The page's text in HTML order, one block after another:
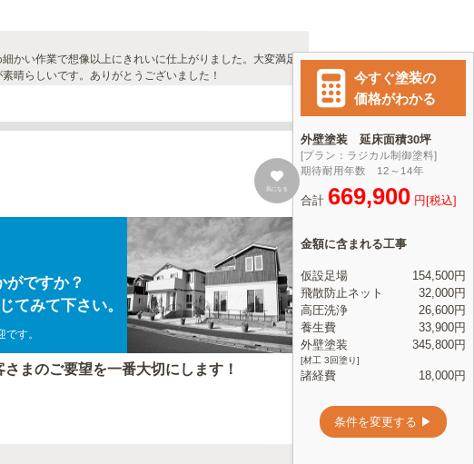
かい作業で想像以上にきれいに仕上がりました。大変満足
晴らしいです。ありがとうございました！
気になる
がですか？
てみて下さい。
す。
まのご要望を一番大切にします！